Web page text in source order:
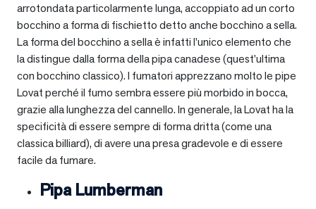
arrotondata particolarmente lunga, accoppiato ad un corto
bocchino a forma di fischietto detto anche bocchino a sella.
La forma del bocchino a sella è infatti l’unico elemento che
la distingue dalla forma della pipa canadese (quest’ultima
con bocchino classico). I fumatori apprezzano molto le pipe
Lovat perché il fumo sembra essere più morbido in bocca,
grazie alla lunghezza del cannello. In generale, la Lovat ha la
specificità di essere sempre di forma dritta (come una
classica billiard), di avere una presa gradevole e di essere
facile da fumare.
Pipa Lumberman